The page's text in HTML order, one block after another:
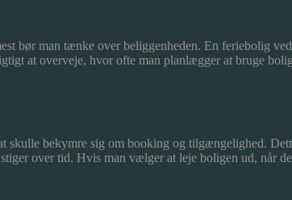
bør man tænke over beliggenheden. En feriebolig
at overveje, hvor ofte man planlægger at bruge
bekymre sig om booking og tilgængelighed.
over tid. Hvis man vælger at leje boligen ud, når